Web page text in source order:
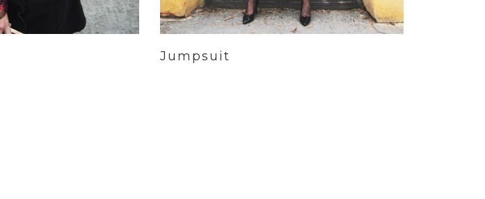
Jumpsuit